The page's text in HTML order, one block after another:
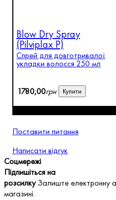
Blow Dry Spray
(Pilviplax P)
Спрей для довготривалої
укладки волосся 250 мл
1780,00грн Купити
Поставити питання
Написати відгук
Соцмережі
Підпишіться на
розсилкуЗалиште електронну
магазині.